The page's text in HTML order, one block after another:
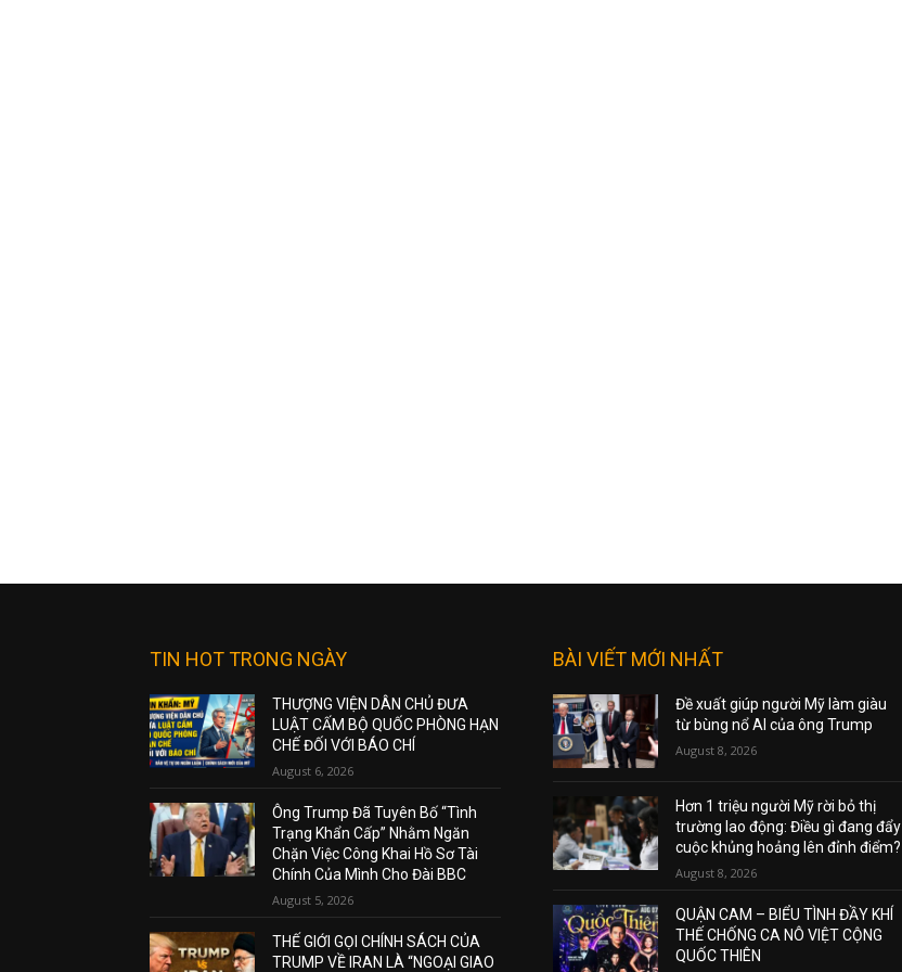
TIN HOT TRONG NGÀY
THƯỢNG VIỆN DÂN CHỦ ĐƯA
LUẬT CẤM BỘ QUỐC PHÒNG HẠN
CHẾ ĐỐI VỚI BÁO CHÍ
August 6, 2026
Ông Trump Đã Tuyên Bố “Tình
Trạng Khẩn Cấp” Nhằm Ngăn
Chặn Việc Công Khai Hồ Sơ Tài
Chính Của Mình Cho Đài BBC
August 5, 2026
THẾ GIỚI GỌI CHÍNH SÁCH CỦA
TRUMP VỀ IRAN LÀ “NGOẠI GIAO
BÀI VIẾT MỚI NHẤT
Đề xuất giúp người Mỹ làm giàu
từ bùng nổ AI của ông Trump
August 8, 2026
Hơn 1 triệu người Mỹ rời bỏ thị
trường lao động: Điều gì đang đẩy
cuộc khủng hoảng lên đỉnh điểm?
August 8, 2026
QUẬN CAM – BIỂU TÌNH ĐẦY KHÍ
THẾ CHỐNG CA NÔ VIỆT CỘNG
QUỐC THIÊN